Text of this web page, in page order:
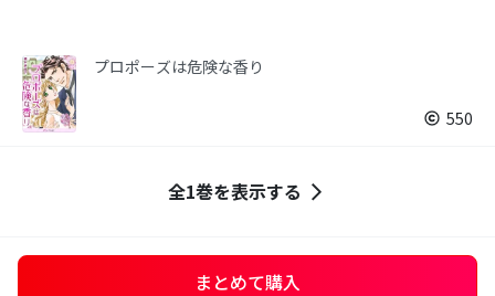
プロポーズは危険な香り
550
全1巻を表示する
まとめて購入